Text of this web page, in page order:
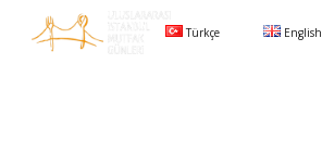
Türkçe English